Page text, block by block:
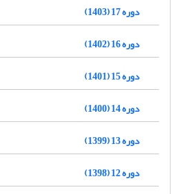
دوره 17 (1403)
دوره 16 (1402)
دوره 15 (1401)
دوره 14 (1400)
دوره 13 (1399)
دوره 12 (1398)